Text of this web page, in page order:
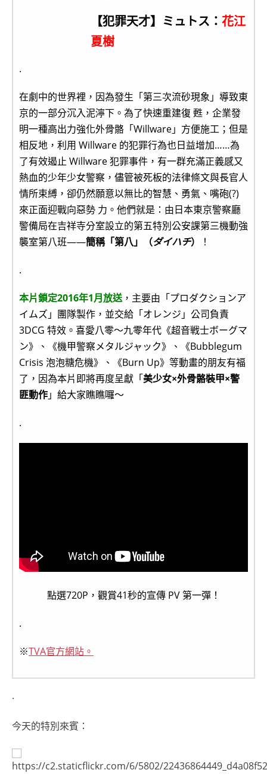
【犯罪天才】ミュトス： 花江
夏樹
.
在劇中的世界裡，因為發生「第三次流砂現象」導致東
京的一部分沉入泥濘下。為了快速重建復 甦，企業發
明一種高出力強化外骨骼「Willware」方便施工；但是
相反地，利用 Willware 的犯罪行為也日益增加……為
了有效遏止 Willware 犯罪事件，有一群充滿正義感又
熱血的少年少女警察，儘管被死板的法律條文與長官人
情所束縛，卻仍然願意以無比的智慧、勇氣、嘴砲(?)
來正面迎戰向惡勢 力。他們就是：由日本東京警察廳
警備局在吉祥寺分室設立的第五特別公安課第三機動強
襲室第八班——簡稱「第八」（ダイハチ） ！
.
本片鎖定2016年1月放送，主要由「プロダクションア
イムズ」團隊製作，並交給「オレンジ」公司負責
3DCG 特效。喜愛八零～九零年代《超音戦士ボーグマ
ン》、《機甲警察メタルジャック》、《Bubblegum
Crisis 泡泡糖危機》、《Burn Up》等動畫的朋友有福
了，因為本片即將再度呈獻「美少女×外骨骼裝甲×警
匪動作」給大家瞧瞧囉～
.
點選720P，觀賞41秒的宣傳 PV 第一彈！
.
※TVA官方網站。
.
今天的特別來賓：